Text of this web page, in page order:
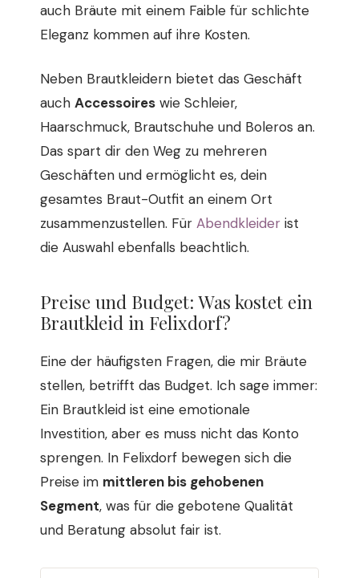
auch Bräute mit einem Faible für schlichte
Eleganz kommen auf ihre Kosten.
Neben Brautkleidern bietet das Geschäft
auch Accessoires wie Schleier,
Haarschmuck, Brautschuhe und Boleros an.
Das spart dir den Weg zu mehreren
Geschäften und ermöglicht es, dein
gesamtes Braut-Outfit an einem Ort
zusammenzustellen. Für Abendkleider ist
die Auswahl ebenfalls beachtlich.
Preise und Budget: Was kostet ein
Brautkleid in Felixdorf?
Eine der häufigsten Fragen, die mir Bräute
stellen, betrifft das Budget. Ich sage immer:
Ein Brautkleid ist eine emotionale
Investition, aber es muss nicht das Konto
sprengen. In Felixdorf bewegen sich die
Preise im mittleren bis gehobenen
Segment, was für die gebotene Qualität
und Beratung absolut fair ist.